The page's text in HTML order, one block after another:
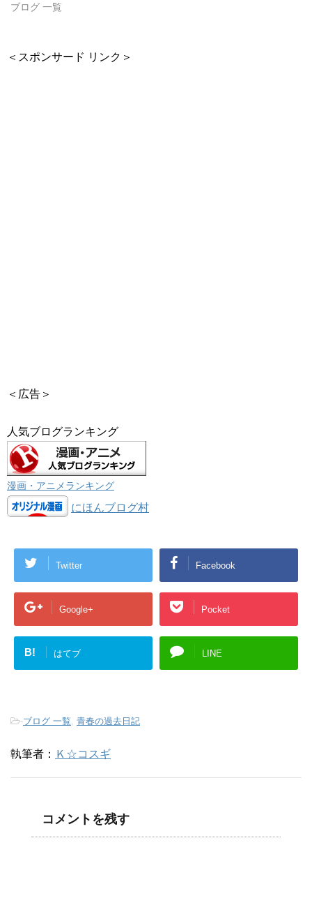
ブログ 一覧
＜スポンサード リンク＞
＜広告＞
人気ブログランキング
漫画・アニメランキング
にほんブログ村
Twitter Facebook
Google+ Pocket
B! はてブ LINE
-ブログ 一覧, 青春の過去日記
執筆者： Ｋ☆コスギ
コメントを残す